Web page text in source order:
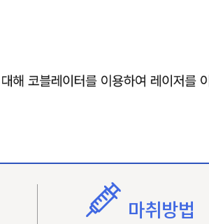
마취방법